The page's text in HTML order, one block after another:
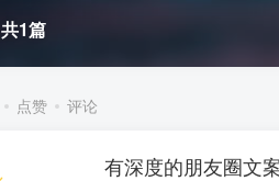
共1篇
点赞 评论
有深度的朋友圈文